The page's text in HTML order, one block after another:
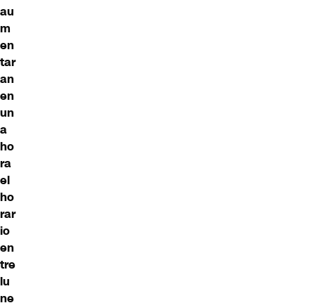
au
m
en
tar
an
en
un
a
ho
ra
el
ho
rar
io
en
tre
lu
ne